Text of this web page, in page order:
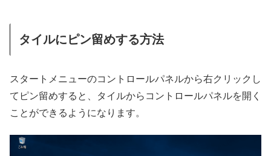
タイルにピン留めする方法
スタートメニューのコントロールパネルから右クリックし
てピン留めすると、タイルからコントロールパネルを開く
ことができるようになります。